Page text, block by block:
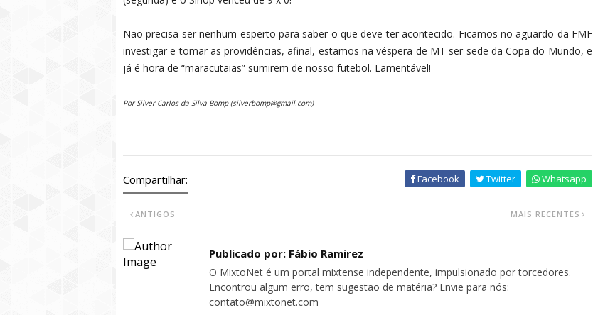
Não precisa ser nenhum esperto para saber o que deve ter acontecido. Ficamos no aguardo da FMF
investigar e tomar as providências, afinal, estamos na véspera de MT ser sede da Copa do Mundo, e
já é hora de “maracutaias” sumirem de nosso futebol. Lamentável!
Por Silver Carlos da Silva Bomp (silverbomp@gmail.com)
Compartilhar: Facebook Twitter Whatsapp
MAIS RECENTES
ANTIGOS
Publicado por: Fábio Ramirez
O MixtoNet é um portal mixtense independente, impulsionado por torcedores.
Encontrou algum erro, tem sugestão de matéria? Envie para nós:
contato@mixtonet.com